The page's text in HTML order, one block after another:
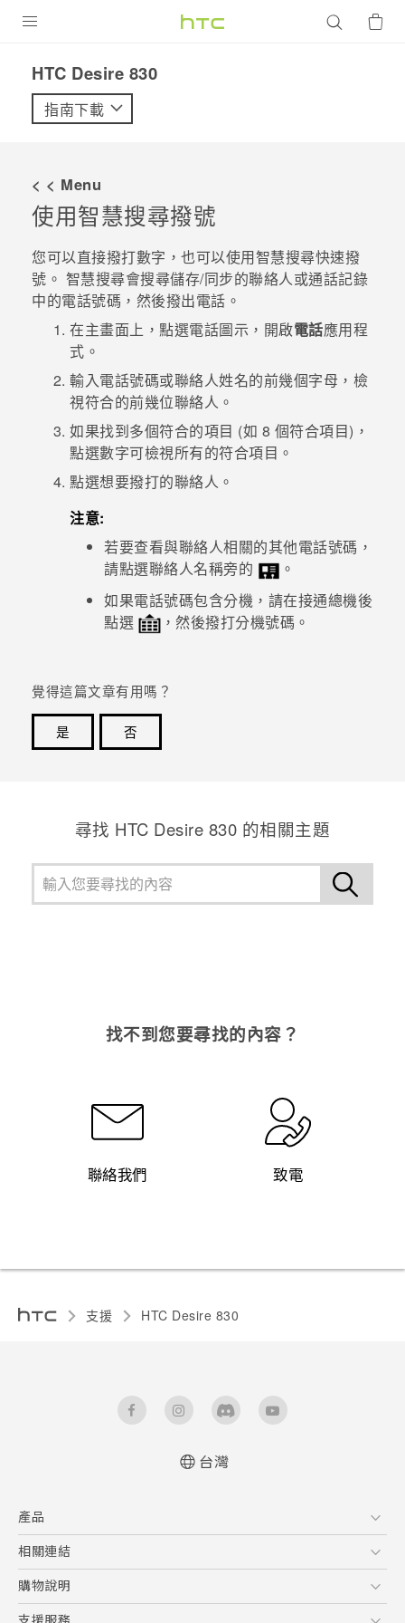
VIVE
配件
優惠專區
焦點訊息
校園專案
企業採購
銷售門市
銷售通路
VIVELAND
HTC Desire 830‎
指南下載
< < Menu
使用智慧搜尋撥號
您可以直接撥打數字，也可以使用智慧搜尋快速撥
號。 智慧搜尋會搜尋儲存/同步的聯絡人或通話記錄
中的電話號碼，然後撥出電話。
在主畫面上，點選電話圖示，開啟電話應用程
式。
輸入電話號碼或聯絡人姓名的前幾個字母，檢
視符合的前幾位聯絡人。
如果找到多個符合的項目 (如 8 個符合項目)，
點選數字可檢視所有的符合項目。
點選想要撥打的聯絡人。
注意:
若要查看與聯絡人相關的其他電話號碼，
請點選聯絡人名稱旁的
。
如果電話號碼包含分機，請在接通總機後
點選
，然後撥打分機號碼。
覺得這篇文章有用嗎？
是
否
尋找 HTC Desire 830 的相關主題
找不到您要尋找的內容？
聯絡我們 致電
支援 HTC Desire 830‎
English - User manual
台灣
產品
5G
智慧型手機
配件
相關連結
HTC Research
購物說明
購物須知